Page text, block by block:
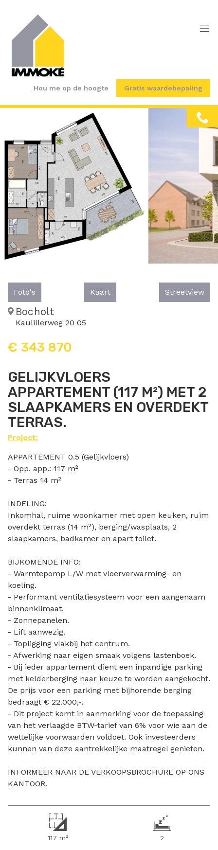
Hou me op de hoogte Gratis waardebepaling
GELIJKVLOERS
APPARTEMENT (117 M²) MET 2
SLAAPKAMERS EN OVERDEKT
TERRAS.
Project:
Bocholt
Kaulillerweg 20 05
€ 343 870
Foto's Kaart Streetview
APPARTEMENT 0.5 (Gelijkvloers)
- Opp. app.: 117 m²
- Terras 14 m²
INDELING:
Inkomhal, ruime woonkamer met open keuken, ruim
overdekt terras (14 m²), berging/wasplaats, 2
slaapkamers, badkamer en apart toilet.
BIJKOMENDE INFO:
- Warmtepomp L/W met vloerverwarming- en
koeling.
- Performant ventilatiesysteem voor een aangenaam
binnenklimaat.
- Zonnepanelen.
- Lift aanwezig.
- Topligging vlakbij het centrum.
- Afwerking naar eigen smaak volgens lastenboek.
- Bij ieder appartement dient een inpandige parking
met kelderberging naar keuze te worden aangekocht.
De prijs voor een parking met bijhorende berging
bedraagt € 22.000,-.
- Dit project komt in aanmerking voor de toepassing
van het verlaagde BTW-tarief van 6% voor wie aan de
wettelijke voorwaarden voldoet. Ook investeerders
kunnen van deze aantrekkelijke maatregel genieten.
INFORMEER NAAR DE VERKOOPSBROCHURE OP ONS
KANTOOR.
117 m² 2